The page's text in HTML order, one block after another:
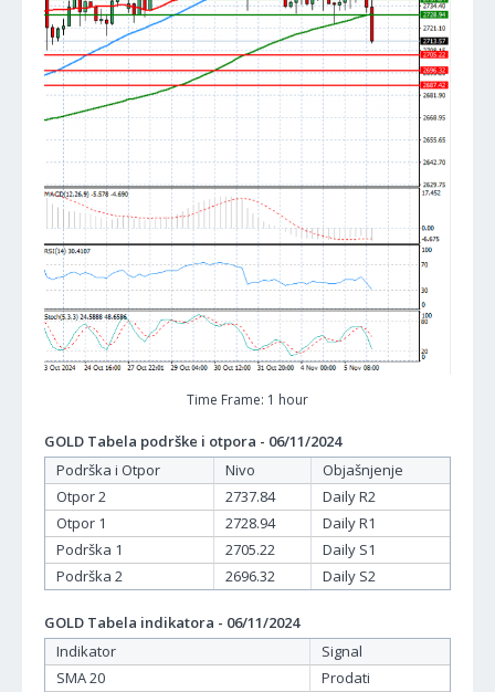
Time Frame: 1 hour
GOLD Tabela podrške i otpora - 06/11/2024
Podrška i Otpor
Nivo
Objašnjenje
Otpor 2
2737.84
Daily R2
Otpor 1
2728.94
Daily R1
Podrška 1
2705.22
Daily S1
Podrška 2
2696.32 Daily S2
GOLD Tabela indikatora - 06/11/2024
Indikator
Signal
SMA 20
Prodati